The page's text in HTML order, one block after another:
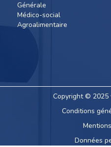
Générale
Médico-social
Agroalimentaire
Copyright © 2025
Conditions
Données